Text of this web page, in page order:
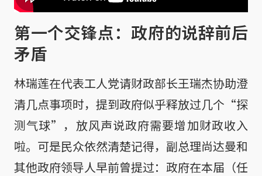
第一个交锋点：政府的说辞前后
矛盾
林瑞莲在代表工人党请财政部长王瑞杰协助澄
清几点事项时，提到政府似乎释放过几个“探
测气球”，放风声说政府需要增加财政收入
啦。可是民众依然清楚记得，副总理尚达曼和
其他政府领导人早前曾提过：政府在本届（任